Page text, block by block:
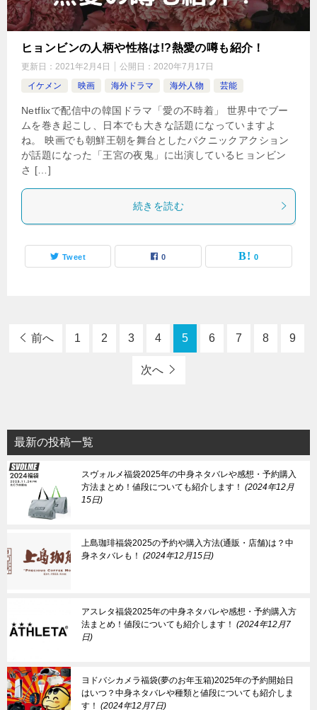
ヒョンビンの人柄や性格は!?熱愛の噂も紹介！
更新日： 2021年2月4日 公開日： 2020年7月17日
イケメン
映画 海外ドラマ 海外人物 芸能
Netflixで配信中の韓国ドラマ「愛の不時着」 世界中でブー
ムを巻き起こし、日本でも大きな話題になっていますよ
ね。 映画でも朝鮮王朝を舞台としたパクニックアクション
が話題になった「王宮の夜鬼」に出演しているヒョンビン
さ […]
続きを読む
Tweet 0 0
前へ 1 2 3 4 5 6 7 8 9
次へ
最新の投稿一覧
スヴォルメ福袋2025年の中身ネタバレや感想・予約購入
方法まとめ！値段についても紹介します！
2024年12月
15日
上島珈琲福袋2025の予約や購入方法(通販・店舗)は？中
身ネタバレも！
2024年12月15日
アスレタ福袋2025年の中身ネタバレや感想・予約購入方
法まとめ！値段についても紹介します！
2024年12月7
日
ヨドバシカメラ福袋(夢のお年玉箱)2025年の予約開始日
はいつ？中身ネタバレや種類と値段についても紹介しま
す！
2024年12月7日